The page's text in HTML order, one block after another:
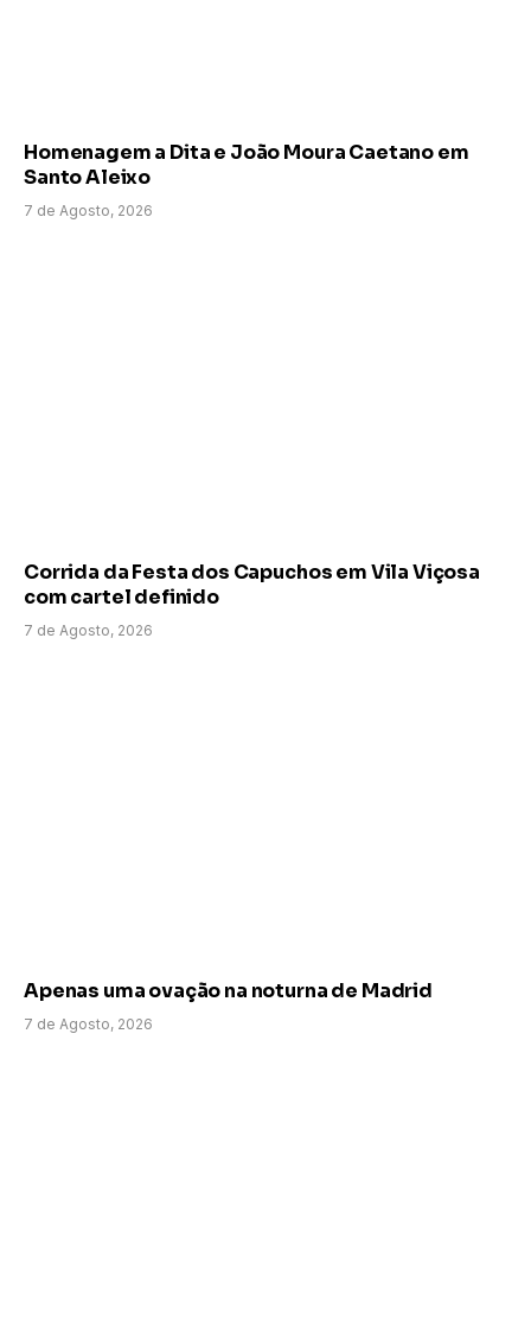
Homenagem a Dita e João Moura Caetano em
Santo Aleixo
7 de Agosto, 2026
Corrida da Festa dos Capuchos em Vila Viçosa
com cartel definido
7 de Agosto, 2026
Apenas uma ovação na noturna de Madrid
7 de Agosto, 2026